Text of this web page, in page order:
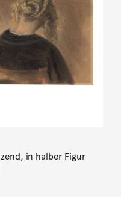
in halber Figur